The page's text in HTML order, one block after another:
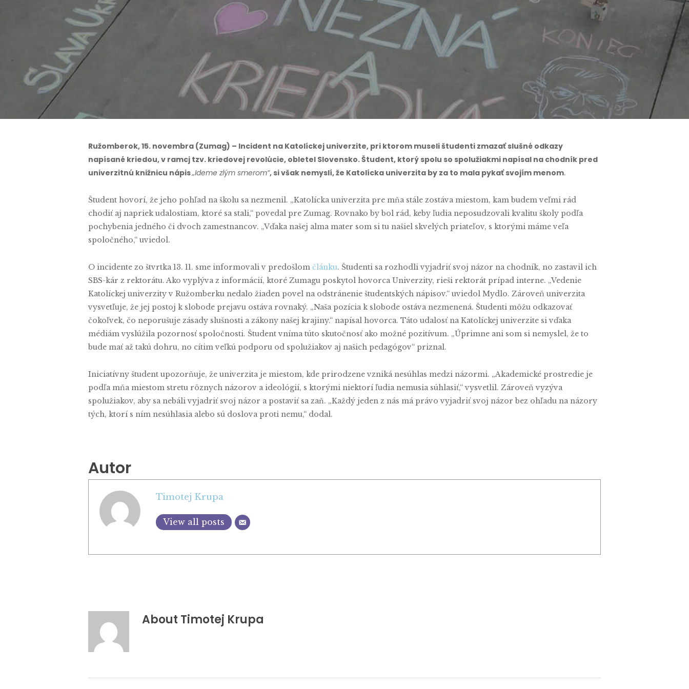
By Timotej Krupa No Comments
Ružomberok, 15. novembra (Zumag) – Incident na Katolíckej univerzite, pri ktorom museli študenti zmazať slušné odkazy
napísané kriedou, v ramcj tzv. kriedovej revolúcie, obletel Slovensko. Študent, ktorý spolu so spolužiakmi napísal na chodník pred
univerzitnú knižnicu nápis„Ideme zlým smerom“, si však nemyslí, že Katolícka univerzita by za to mala pykať svojím menom.
Študent hovorí, že jeho pohľad na školu sa nezmenil. „Katolícka univerzita pre mňa stále zostáva miestom, kam budem veľmi rád
chodiť aj napriek udalostiam, ktoré sa stali,“ povedal pre Zumag. Rovnako by bol rád, keby ľudia neposudzovali kvalitu školy podľa
pochybenia jedného či dvoch zamestnancov. „Vďaka našej alma mater som si tu našiel skvelých priateľov, s ktorými máme veľa
spoločného,“ uviedol.
O incidente zo štvrtka 13. 11. sme informovali v predošlom článku. Študenti sa rozhodli vyjadriť svoj názor na chodník, no zastavil ich
SBS-kár z rektorátu. Ako vyplýva z informácií, ktoré Zumagu poskytol hovorca Univerzity, rieši rektorát prípad interne. „Vedenie
Katolíckej univerzity v Ružomberku nedalo žiaden povel na odstránenie študentských nápisov.“ uviedol Mydlo. Zároveň univerzita
vysvetľuje, že jej postoj k slobode prejavu ostáva rovnaký. „Naša pozícia k slobode ostáva nezmenená. Študenti môžu odkazovať
čokoľvek, čo neporušuje zásady slušnosti a zákony našej krajiny.“ napísal hovorca. Táto udalosť na Katolíckej univerzite si vďaka
médiám vyslúžila pozornosť spoločnosti. Študent vníma túto skutočnosť ako možné pozitívum. „Úprimne ani som si nemyslel, že to
bude mať až takú dohru, no cítim veľkú podporu od spolužiakov aj našich pedagógov“ priznal.
Iniciatívny študent upozorňuje, že univerzita je miestom, kde prirodzene vzniká nesúhlas medzi názormi. „Akademické prostredie je
podľa mňa miestom stretu rôznych názorov a ideológií, s ktorými niektorí ľudia nemusia súhlasiť,“ vysvetlil. Zároveň vyzýva
spolužiakov, aby sa nebáli vyjadriť svoj názor a postaviť sa zaň. „Každý jeden z nás má právo vyjadriť svoj názor bez ohľadu na názory
tých, ktorí s ním nesúhlasia alebo sú doslova proti nemu,“ dodal.
Autor
Timotej Krupa
View all posts
About Timotej Krupa